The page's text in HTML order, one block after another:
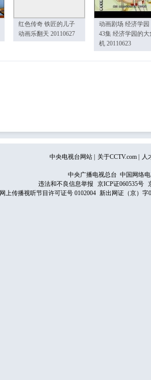
红色传奇 铁匠的儿子
动画乐翻天 20110627
动画剧场 经济学园
43集 经济学园的大
机 20110623
中央电视台网站 关于CCTV.com 人
中央广播电视总台 中国网络
违法和不良信息举报
京ICP证060535号
网上传播视听节目许可证号 0102004 新出网证（京）